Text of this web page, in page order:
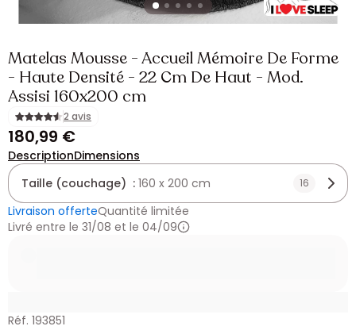
Matelas Mousse - Accueil Mémoire De Forme
- Haute Densité - 22 Cm De Haut - Mod.
Assisi 160x200 cm
2 avis
180,99 €
DescriptionDimensions
Taille (couchage) : 160 x 200 cm 16
Livraison offerteQuantité limitée
Livré entre le 31/08 et le 04/09
Réf. 193851